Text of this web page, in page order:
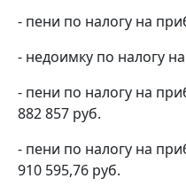
- пени по налогу на
- недоимку по налогу
- пени по налогу на
882 857 руб.
- пени по налогу на
910 595,76 руб.